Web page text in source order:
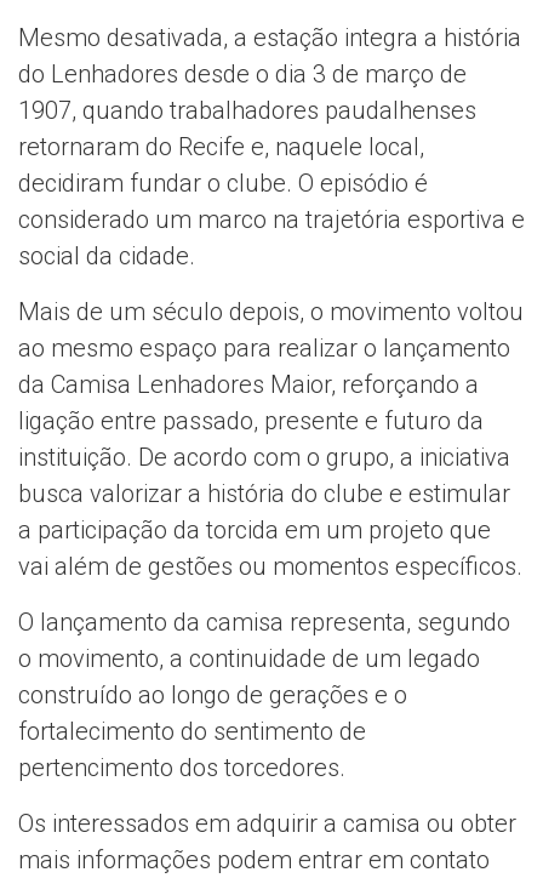
Mesmo desativada, a estação integra a história
do Lenhadores desde o dia 3 de março de
1907, quando trabalhadores paudalhenses
retornaram do Recife e, naquele local,
decidiram fundar o clube. O episódio é
considerado um marco na trajetória esportiva e
social da cidade.
Mais de um século depois, o movimento voltou
ao mesmo espaço para realizar o lançamento
da Camisa Lenhadores Maior, reforçando a
ligação entre passado, presente e futuro da
instituição. De acordo com o grupo, a iniciativa
busca valorizar a história do clube e estimular
a participação da torcida em um projeto que
vai além de gestões ou momentos específicos.
O lançamento da camisa representa, segundo
o movimento, a continuidade de um legado
construído ao longo de gerações e o
fortalecimento do sentimento de
pertencimento dos torcedores.
Os interessados em adquirir a camisa ou obter
mais informações podem entrar em contato